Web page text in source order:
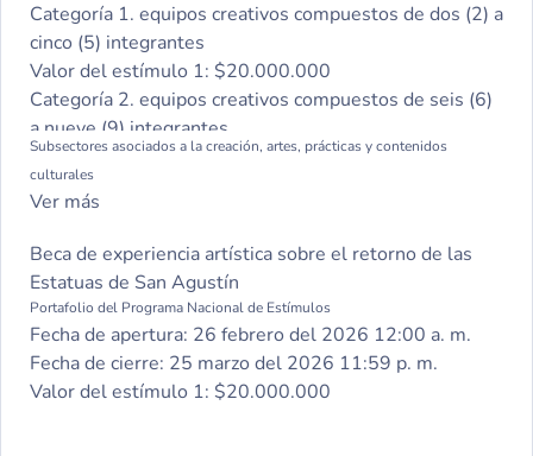
Categoría 1. equipos creativos compuestos de dos (2) a
cinco (5) integrantes
Valor del estímulo 1: $20.000.000
Categoría 2. equipos creativos compuestos de seis (6)
a nueve (9) integrantes
Valor del estímulo 2:$50.000.000
Categoría 3. equipos creativos compuestos de más de
diez (10) integrantes
Valor del estímulo 3:
$60.000.000
Subsectores asociados a la creación, artes, prácticas y contenidos
culturales
Ver más
Beca de experiencia artística sobre el retorno de las
Estatuas de San Agustín
Portafolio del Programa Nacional de Estímulos
Fecha de apertura: 26 febrero del 2026 12:00 a. m.
Fecha de cierre: 25 marzo del 2026 11:59 p. m.
Valor del estímulo 1: $20.000.000